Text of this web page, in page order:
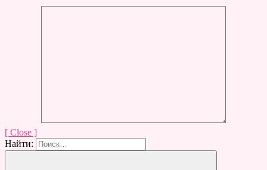
[ Close ]
Найти: